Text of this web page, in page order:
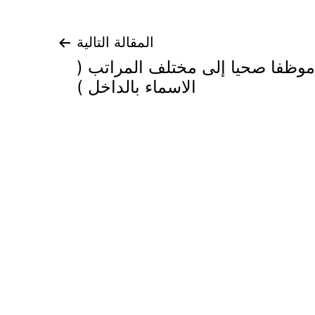
المقالة التالية
ترقية 245 موظفا صحيا إلى مختلف المراتب (
الاسماء بالداخل )